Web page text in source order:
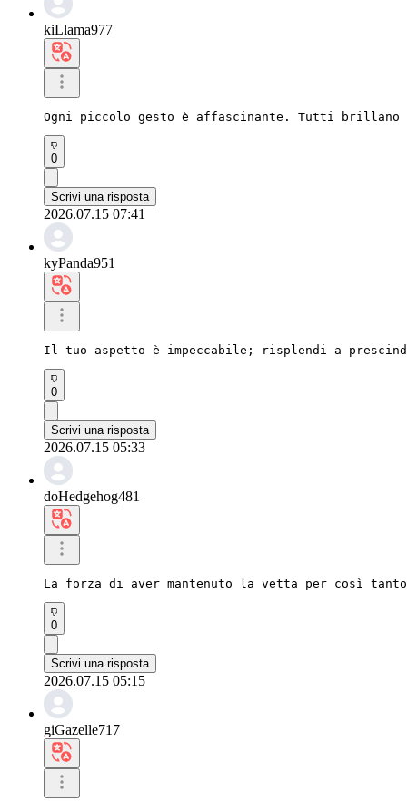
kiLlama977
Ogni piccolo gesto è affascinante. Tutti brillano
0
Scrivi una risposta
2026.07.15 07:41
kyPanda951
Il tuo aspetto è impeccabile; risplendi a
0
Scrivi una risposta
2026.07.15 05:33
doHedgehog481
La forza di aver mantenuto la vetta per così
0
Scrivi una risposta
2026.07.15 05:15
giGazelle717